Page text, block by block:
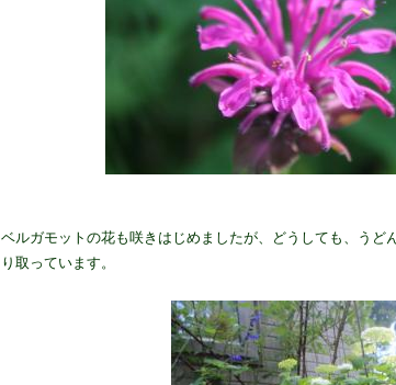
ベルガモットの花も咲きはじめましたが、どうしても、うど
り取っています。